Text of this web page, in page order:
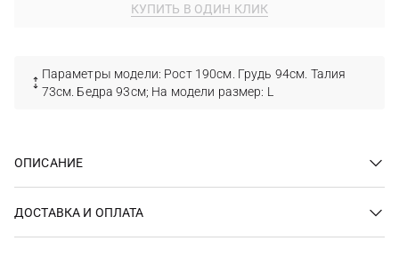
КУПИТЬ В ОДИН КЛИК
Параметры модели: Рост 190см. Грудь 94см. Талия
73см. Бедра 93см; На модели размер: L
ОПИСАНИЕ
ДОСТАВКА И ОПЛАТА